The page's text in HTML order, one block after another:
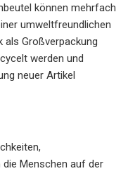
können mehrfach
umweltfreundlichen
als Großverpackung
werden und
neuer Artikel
Menschen auf der